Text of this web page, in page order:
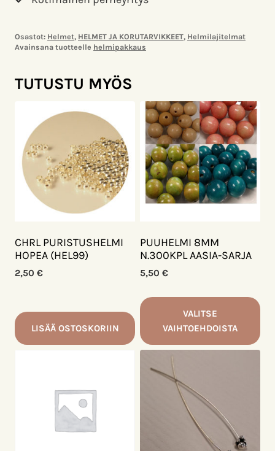
Osastot: Helmet, HELMET JA KORUTARVIKKEET, Helmilajitelmat
Avainsana tuotteelle helmipakkaus
TUTUSTU MYÖS
CHRL PURISTUSHELMI
HOPEA (HEL99)
2,50 €
LISÄÄ OSTOSKORIIN
PUUHELMI 8MM
N.300KPL AASIA-SARJA
5,50 €
VALITSE
VAIHTOEHDOISTA
Tällä
tuotteella
useampi
muunnelma.